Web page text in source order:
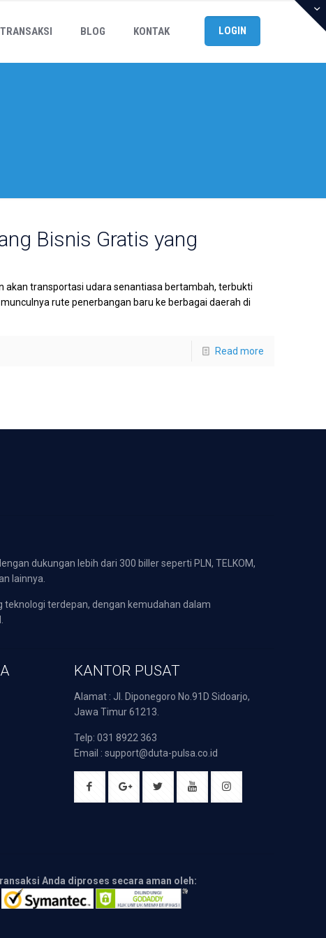
TRANSAKSI BLOG KONTAK LOGIN
Bisnis Gratis yang
akan transportasi udara senantiasa bertambah, terbukti
rute penerbangan baru ke berbagai daerah di
Read more
dukungan lebih dari 300 biller seperti PLN, TELKOM,
lainnya.
terdepan, dengan kemudahan dalam
KANTOR PUSAT
Alamat : Jl. Diponegoro No.91D Sidoarjo,
Jawa Timur 61213.
Telp: 031 8922 363
Email : support@duta-pulsa.co.id
Anda diproses secara aman oleh: